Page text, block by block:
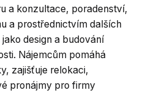
a konzultace, poradenství,
a prostřednictvím dalších
design a budování
Nájemcům pomáhá
zajišťuje relokaci,
pronájmy pro firmy